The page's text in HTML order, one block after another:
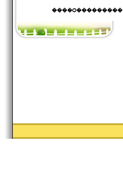
����Ѻ���������